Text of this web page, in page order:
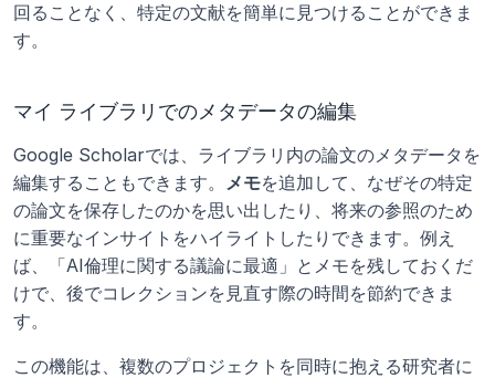
回ることなく、特定の文献を簡単に見つけることができま
す。
マイ ライブラリでのメタデータの編集
Google Scholarでは、ライブラリ内の論文のメタデータを
編集することもできます。 メモを追加して、なぜその特定
の論文を保存したのかを思い出したり、将来の参照のため
に重要なインサイトをハイライトしたりできます。例え
ば、「AI倫理に関する議論に最適」とメモを残しておくだ
けで、後でコレクションを見直す際の時間を節約できま
す。
この機能は、複数のプロジェクトを同時に抱える研究者に